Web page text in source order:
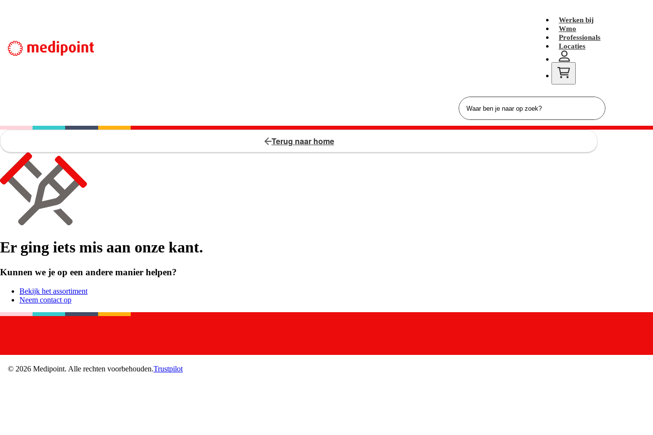
Werken bij
Wmo
Professionals
Locaties
Terug naar home
Er ging iets mis aan onze kant.
Kunnen we je op een andere manier helpen?
Bekijk het assortiment
Neem contact op
© 2026 Medipoint. Alle rechten voorbehouden.Trustpilot